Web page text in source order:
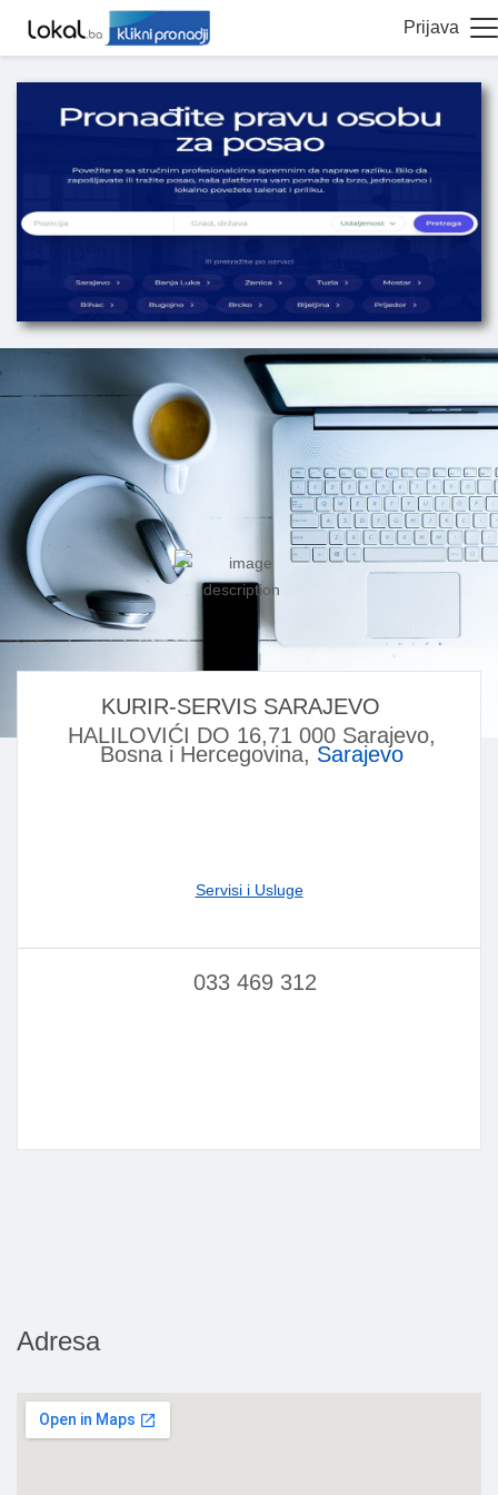
Prijava
KURIR-SERVIS SARAJEVO
HALILOVIĆI DO 16,71 000 Sarajevo,
Bosna i Hercegovina, Sarajevo
Servisi i Usluge
033 469 312
Adresa